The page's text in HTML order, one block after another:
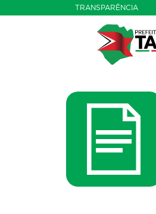
TRANSPARÊNCIA